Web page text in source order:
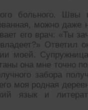
больного. Швы
можно
его врач: «Ты
моей.
она мне точно
забора
моя родная
язык и